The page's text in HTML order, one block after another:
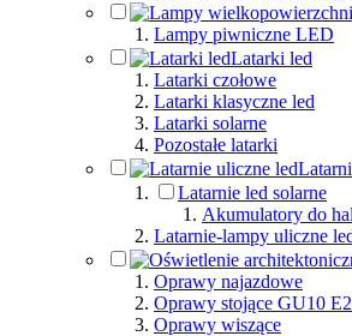
Lampy piwniczne LED
Latarki led
Latarki czołowe
Latarki klasyczne led
Latarki solarne
Pozostałe latarki
Latarnie led solarne
Akumulatory do
Latarnie-lampy uliczne
Oprawy najazdowe
Oprawy stojące GU10
Oprawy wiszące